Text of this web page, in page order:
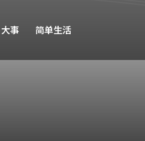
大事 简单生活